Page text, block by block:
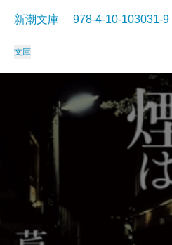
新潮文庫 978-4-10-
文庫